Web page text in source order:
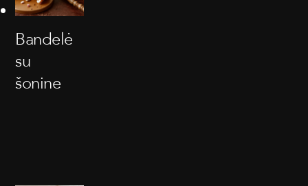
Bandelė
su
šonine